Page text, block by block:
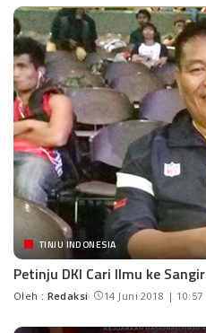
TINJU INDONESIA
Petinju DKI Cari Ilmu ke Sangir
Oleh : Redaksi 14 Juni 2018 | 10:57